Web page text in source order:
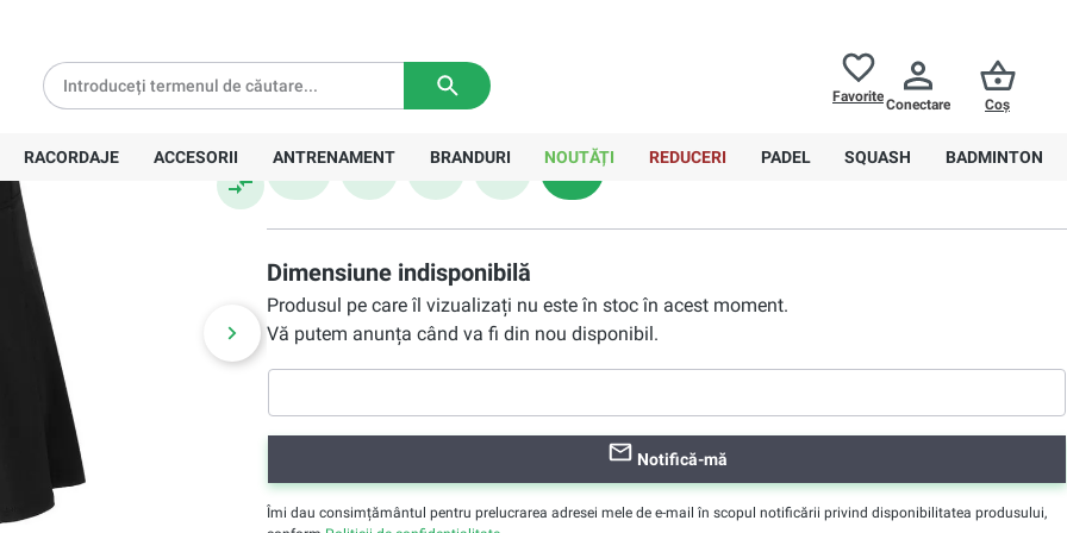
FavoriteConectare Coș
RACORDAJE ACCESORII ANTRENAMENT BRANDURI NOUTĂȚI REDUCERI PADEL SQUASH BADMINTON
Preț recomandat:237,00 Lei
XS S M L XL
Dimensiune indisponibilă
Produsul pe care îl vizualizați nu este în stoc în acest moment.
Vă putem anunța când va fi din nou disponibil.
Notifică-mă
Îmi dau consimțământul pentru prelucrarea adresei mele de e-mail în scopul notificării privind disponibilitatea produsului,